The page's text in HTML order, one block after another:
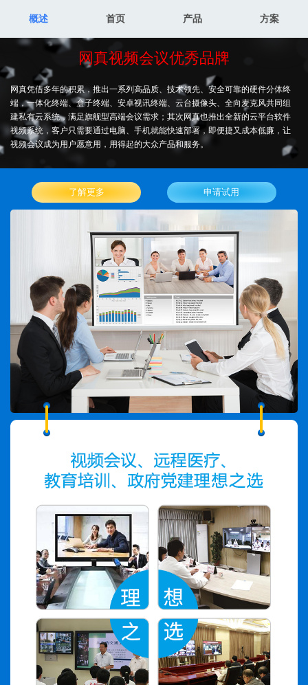
概述 首页 产品 方案
网真视频会议优秀品牌
网真凭借多年的积累，推出一系列高品质、技术领先、安全可靠的硬件分体终
端，一体化终端、盒子终端、安卓视讯终端、云台摄像头、全向麦克风共同组
建私有云系统，满足旗舰型高端会议需求；其次网真也推出全新的云平台软件
视频系统，客户只需要通过电脑、手机就能快速部署，即便捷又成本低廉，让
视频会议成为用户愿意用，用得起的大众产品和服务。
了解更多 申请试用